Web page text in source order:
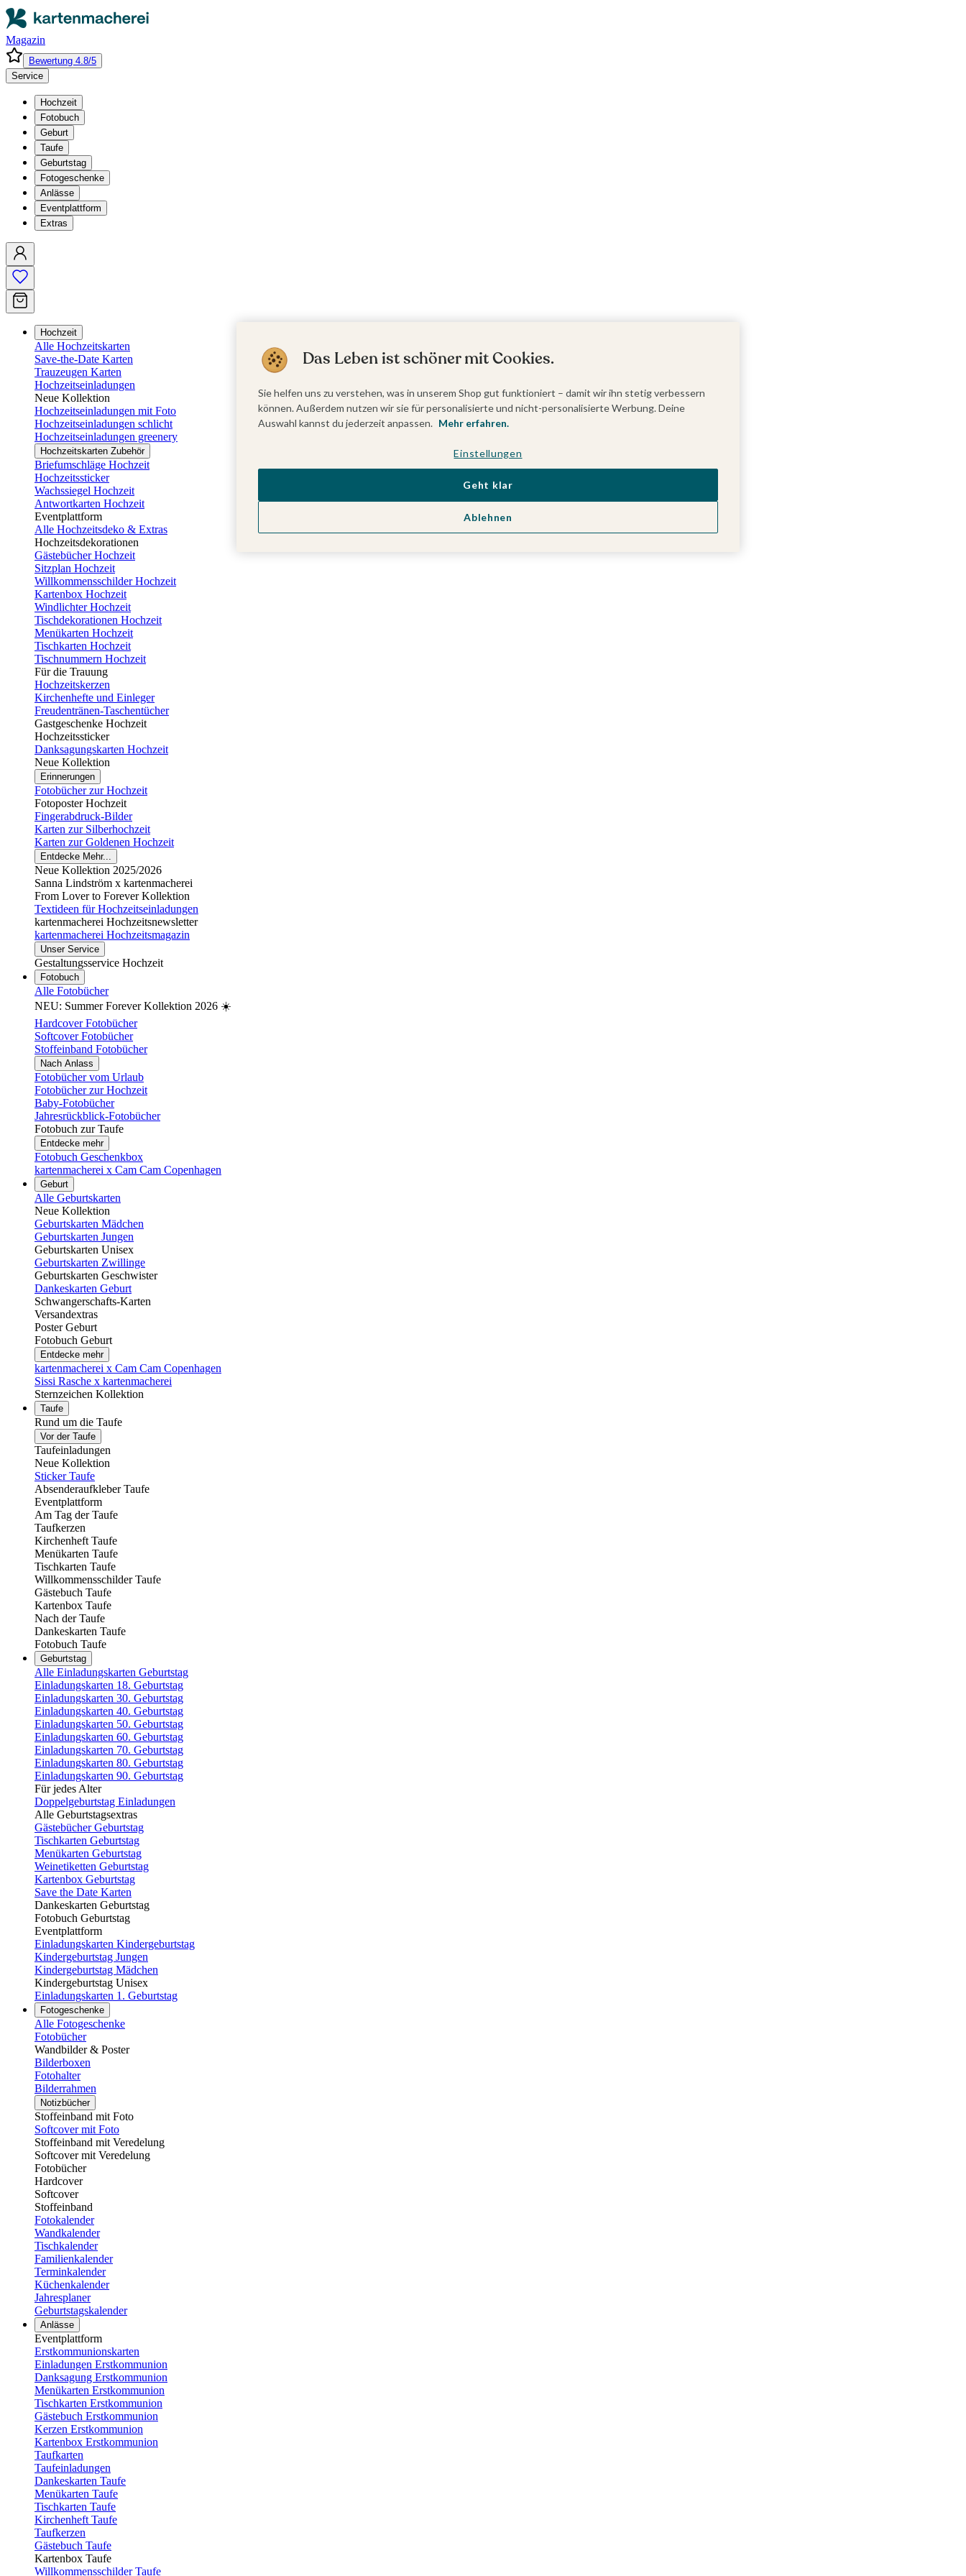
Magazin
Bewertung 4.8/5
Service
Hochzeit
Fotobuch
Geburt
Taufe
Geburtstag
Fotogeschenke
Anlässe
Eventplattform
Extras
Hochzeit
Alle Hochzeitskarten
Save-the-Date Karten
Trauzeugen Karten
Hochzeitseinladungen
Neue Kollektion
Hochzeitseinladungen mit Foto
Hochzeitseinladungen schlicht
Hochzeitseinladungen greenery
Hochzeitskarten Zubehör
Briefumschläge Hochzeit
Hochzeitssticker
Wachssiegel Hochzeit
Antwortkarten Hochzeit
Eventplattform
Alle Hochzeitsdeko & Extras
Hochzeitsdekorationen
Gästebücher Hochzeit
Sitzplan Hochzeit
Willkommensschilder Hochzeit
Kartenbox Hochzeit
Windlichter Hochzeit
Tischdekorationen Hochzeit
Menükarten Hochzeit
Tischkarten Hochzeit
Tischnummern Hochzeit
Für die Trauung
Hochzeitskerzen
Kirchenhefte und Einleger
Freudentränen-Taschentücher
Gastgeschenke Hochzeit
Hochzeitssticker
Danksagungskarten Hochzeit
Neue Kollektion
Erinnerungen
Fotobücher zur Hochzeit
Fotoposter Hochzeit
Fingerabdruck-Bilder
Karten zur Silberhochzeit
Karten zur Goldenen Hochzeit
Entdecke Mehr...
Neue Kollektion 2025/2026
Sanna Lindström x kartenmacherei
From Lover to Forever Kollektion
Textideen für Hochzeitseinladungen
kartenmacherei Hochzeitsnewsletter
kartenmacherei Hochzeitsmagazin
Unser Service
Gestaltungsservice Hochzeit
Fotobuch
Alle Fotobücher
NEU: Summer Forever Kollektion 2026 ☀️
Hardcover Fotobücher
Softcover Fotobücher
Stoffeinband Fotobücher
Nach Anlass
Fotobücher vom Urlaub
Fotobücher zur Hochzeit
Baby-Fotobücher
Jahresrückblick-Fotobücher
Fotobuch zur Taufe
Entdecke mehr
Fotobuch Geschenkbox
kartenmacherei x Cam Cam Copenhagen
Geburt
Alle Geburtskarten
Neue Kollektion
Geburtskarten Mädchen
Geburtskarten Jungen
Geburtskarten Unisex
Geburtskarten Zwillinge
Geburtskarten Geschwister
Dankeskarten Geburt
Schwangerschafts-Karten
Versandextras
Poster Geburt
Fotobuch Geburt
Entdecke mehr
kartenmacherei x Cam Cam Copenhagen
Sissi Rasche x kartenmacherei
Sternzeichen Kollektion
Taufe
Rund um die Taufe
Vor der Taufe
Taufeinladungen
Neue Kollektion
Sticker Taufe
Absenderaufkleber Taufe
Eventplattform
Am Tag der Taufe
Taufkerzen
Kirchenheft Taufe
Menükarten Taufe
Tischkarten Taufe
Willkommensschilder Taufe
Gästebuch Taufe
Kartenbox Taufe
Nach der Taufe
Dankeskarten Taufe
Fotobuch Taufe
Geburtstag
Alle Einladungskarten Geburtstag
Einladungskarten 18. Geburtstag
Einladungskarten 30. Geburtstag
Einladungskarten 40. Geburtstag
Einladungskarten 50. Geburtstag
Einladungskarten 60. Geburtstag
Einladungskarten 70. Geburtstag
Einladungskarten 80. Geburtstag
Einladungskarten 90. Geburtstag
Für jedes Alter
Doppelgeburtstag Einladungen
Alle Geburtstagsextras
Gästebücher Geburtstag
Tischkarten Geburtstag
Menükarten Geburtstag
Weinetiketten Geburtstag
Kartenbox Geburtstag
Save the Date Karten
Dankeskarten Geburtstag
Fotobuch Geburtstag
Eventplattform
Einladungskarten Kindergeburtstag
Kindergeburtstag Jungen
Kindergeburtstag Mädchen
Kindergeburtstag Unisex
Einladungskarten 1. Geburtstag
Fotogeschenke
Alle Fotogeschenke
Fotobücher
Wandbilder & Poster
Bilderboxen
Fotohalter
Bilderrahmen
Notizbücher
Stoffeinband mit Foto
Softcover mit Foto
Stoffeinband mit Veredelung
Softcover mit Veredelung
Fotobücher
Hardcover
Softcover
Stoffeinband
Fotokalender
Wandkalender
Tischkalender
Familienkalender
Terminkalender
Küchenkalender
Jahresplaner
Geburtstagskalender
Anlässe
Eventplattform
Erstkommunionskarten
Einladungen Erstkommunion
Danksagung Erstkommunion
Menükarten Erstkommunion
Tischkarten Erstkommunion
Gästebuch Erstkommunion
Kerzen Erstkommunion
Kartenbox Erstkommunion
Taufkarten
Taufeinladungen
Dankeskarten Taufe
Menükarten Taufe
Tischkarten Taufe
Kirchenheft Taufe
Taufkerzen
Gästebuch Taufe
Kartenbox Taufe
Willkommensschilder Taufe
Das Leben ist schöner mit Cookies.
Sie helfen uns zu verstehen, was in unserem Shop gut funktioniert – damit wir ihn stetig verbessern
können. Außerdem nutzen wir sie für personalisierte und nicht-personalisierte Werbung. Deine
Auswahl kannst du jederzeit anpassen. Mehr erfahren.
Einstellungen
Ablehnen
Geht klar